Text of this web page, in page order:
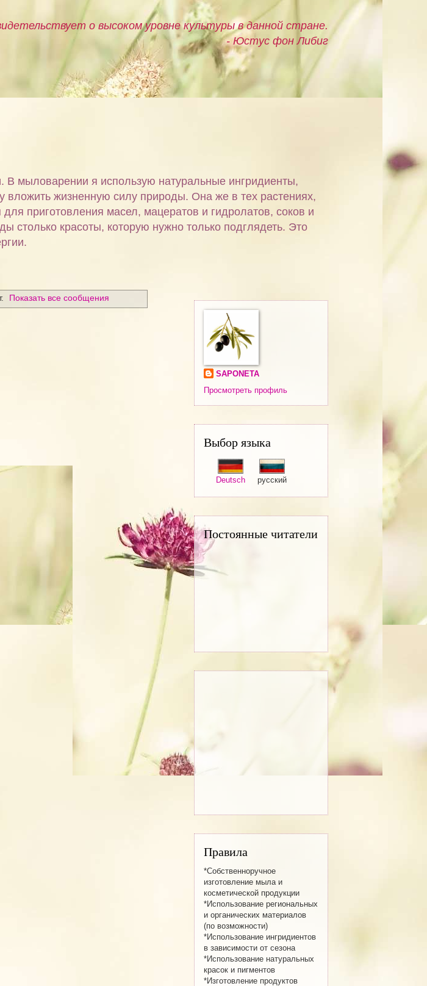
о высоком уровне культуры в данной стране.
- Юстус фон Либиг
мыловарении я использую натуральные ингридиенты,
вложить жизненную силу природы. Она же в тех растениях,
приготовления масел, мацератов и гидролатов, соков и
столько красоты, которую нужно только подглядеть. Это
Показать все сообщения
SAPONETA
Просмотреть профиль
Выбор языка
Deutsch русский
Постоянные читатели
Правила
*Собственноручное
изготовление мылa и
косметической продукции
*Использование региональных
и органических материалов
(по возможности)
*Использование ингридиентов
в зависимости от сезона
*Использование натуральных
красок и пигментов
*Изготовление продуктов